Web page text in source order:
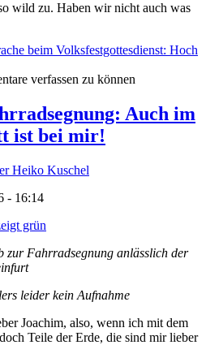
wild zu. Haben wir nicht auch was
beim Volksfestgottesdienst: Hoch
verfassen zu können
Auch im
ist bei mir!
- 16:14
zur Fahrradsegnung anlässlich der
leider kein Aufnahme
Joachim, also, wenn ich mit dem
Teile der Erde, die sind mir lieber